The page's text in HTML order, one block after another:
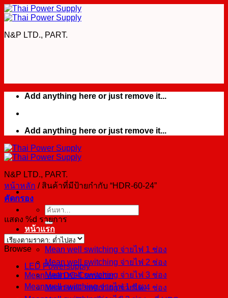
Skip
to
N&P LTD., PART.
Add anything here or just remove it...
Add anything here or just remove it...
N&P LTD., PART.
ค้นหา:
หน้าแรก
สินค้า
Mean well switching จ่ายไฟ 1 ช่อง
Mean well switching จ่ายไฟ 2 ช่อง
Mean well switching จ่ายไฟ 3 ช่อง
Mean well switching จ่ายไฟ 4 ช่อง
หน้าหลัก /สินค้าที่มีป้ายกำกับ “HDR-60-24”
คัดกรอง
แสดง %d รายการ
Browse
LED Powersupply
Mean well DC-Converter
Mean well switching จ่ายไฟ 1 ช่อง